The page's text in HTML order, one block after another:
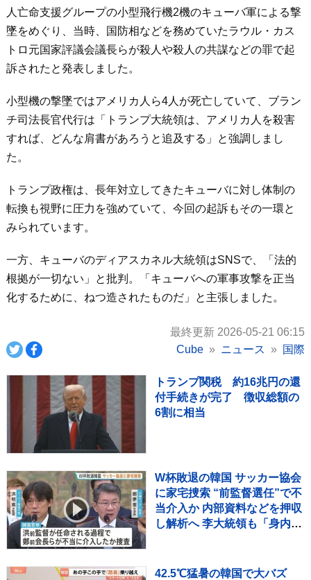
人亡命支援グループの小型飛行機2機のキューバ軍による撃
墜をめぐり、当時、国防相などを務めていたラウル・カス
トロ元国家評議会議長らが殺人や殺人の共謀などの罪で起
訴されたと発表しました。
小型機の撃墜ではアメリカ人ら4人が死亡していて、ブラン
チ司法長官代行は「トランプ大統領は、アメリカ人を殺害
すれば、どんな肩書があろうと追及する」と強調しまし
た。
トランプ政権は、長年対立してきたキューバに対し体制の
転換も視野に圧力を強めていて、今回の起訴もその一環と
みられています。
一方、キューバのディアスカネル大統領はSNSで、「法的
根拠が一切ない」と批判。「キューバへの軍事攻撃を正当
化するために、ねつ造されたものだ」と主張しました。
最終更新 2026-05-21 06:15
Cube
ニュース 国際
トランプ関税 約16兆円の還
付手続きが完了 徴収総額の
6割に相当
W杯敗退の韓国 サッカー協会
に家宅捜索 “前監督選任”で不
当介入か 内部資料などを押収
し解析へ 李大統領も「身内重
42.5℃猛暑の韓国で大バズ